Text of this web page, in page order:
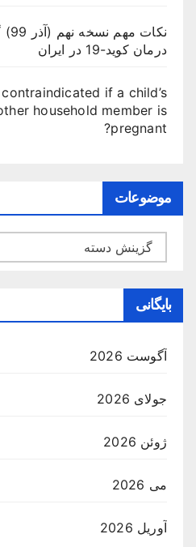
درمان کوید-19 در ایران
if a child’s
household member is
pregnant?
موضوعات
بایگانی
آگوست 2026
جولای 2026
ژوئن 2026
می 2026
آوریل 2026